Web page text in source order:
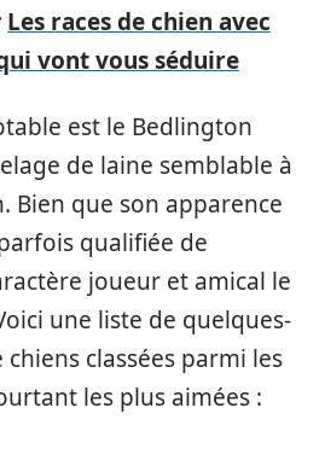
Les races de chien avec
vont vous séduire
est le Bedlington
de laine semblable à
Bien que son apparence
qualifiée de
joueur et amical le
une liste de quelques-
chiens classées parmi les
les plus aimées :